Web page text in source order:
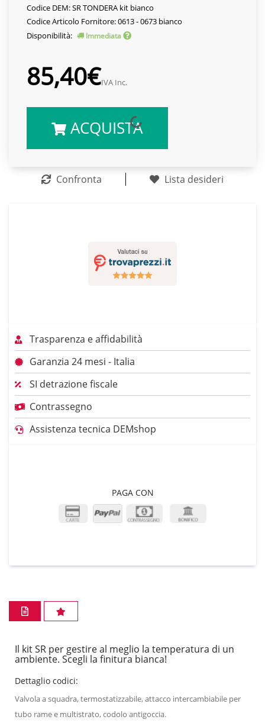
Codice DEM: SR TONDERA kit bianco
Codice Articolo Fornitore: 0613 - 0673 bianco
Disponibilità:
Immediata
85,40€IVA Inc.
ACQUISTA
Confronta Lista desideri
Trasparenza e affidabilità
Garanzia 24 mesi - Italia
SI detrazione fiscale
Contrassegno
Assistenza tecnica DEMshop
PAGA CON
Il kit SR per gestire al meglio la temperatura di un
ambiente. Scegli la finitura bianca!
Dettaglio codici:
Valvola a squadra, termostatizzabile, attacco intercambiabile per
tubo rame e multistrato, codolo antigoccia.